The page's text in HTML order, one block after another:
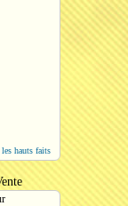
hauts faits